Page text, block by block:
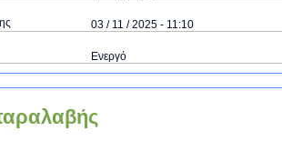
03 / 11 / 2025 - 11:10
Ενεργό